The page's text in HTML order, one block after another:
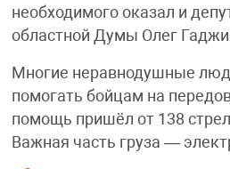
необходимого оказал и
областной Думы Олег
Многие неравнодушные
помогать бойцам на
помощь пришёл от 138
Важная часть груза —